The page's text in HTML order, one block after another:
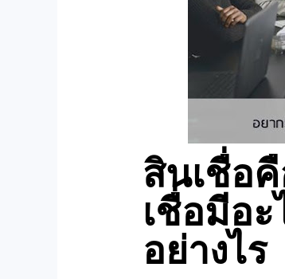
สินเชื่อ
เชื่อมีอ
อย่างไร